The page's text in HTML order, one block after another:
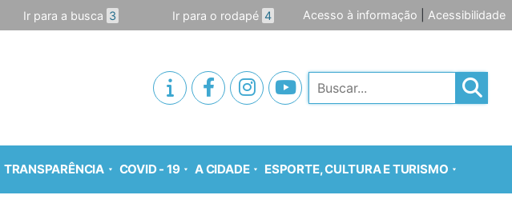
Ir para a busca 3 Ir para o rodapé 4 Acesso à informação Acessibilidade
Pesquisar
TRANSPARÊNCIA COVID - 19 A CIDADE ESPORTE, CULTURA E TURISMO